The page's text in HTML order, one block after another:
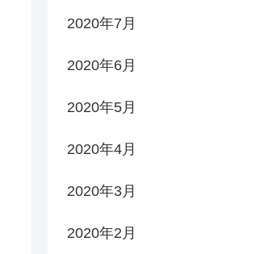
2020年7月
2020年6月
2020年5月
2020年4月
2020年3月
2020年2月